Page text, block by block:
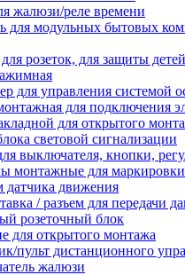
жалюзи/реле времени
для модульных бытовых
розеток, для защиты детей
для управления системой
для подключения
для открытого
световой сигнализации
выключателя, кнопки,
монтажные для маркировки
датчика движения
/ разъем для передачи
розеточный блок
для открытого монтажа
пульт дистанционного
жалюзи